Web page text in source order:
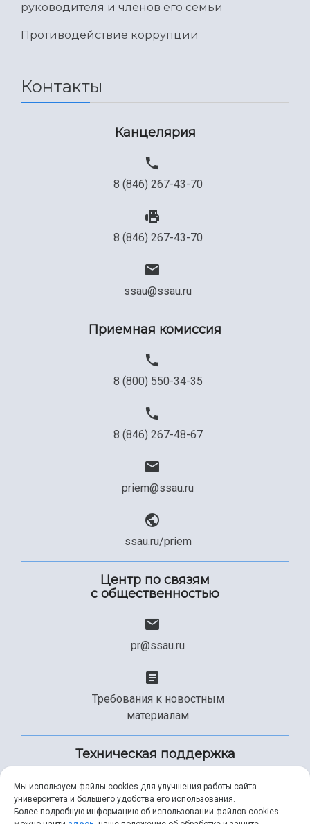
руководителя и членов его семьи
Противодействие коррупции
Контакты
Канцелярия
8 (846) 267-43-70
8 (846) 267-43-70
ssau@ssau.ru
Приемная комиссия
8 (800) 550-34-35
8 (846) 267-48-67
priem@ssau.ru
ssau.ru/priem
Центр по связям
с общественностью
pr@ssau.ru
Требования к новостным
материалам
Техническая поддержка
+7 (846) 267-49-99
Мы используем файлы cookies для улучшения работы сайта
университета и большего удобства его использования.
Более подробную информацию об использовании файлов cookies